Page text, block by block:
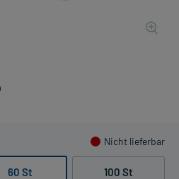
Nicht lieferbar
60 St 100 St